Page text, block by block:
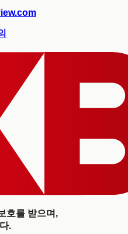
호를 받으며,
.